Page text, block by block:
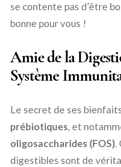
se contente pas d’être
bonne pour vous !
Amie de la
Système
Le secret de ses
prébiotiques, et
oligosaccharides (FOS).
digestibles sont de